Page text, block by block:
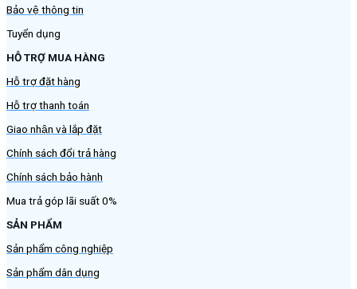
Bảo vệ thông tin
Tuyển dụng
HỖ TRỢ MUA HÀNG
Hỗ trợ đặt hàng
Hỗ trợ thanh toán
Giao nhận và lắp đặt
Chính sách đổi trả hàng
Chính sách bảo hành
Mua trả góp lãi suất 0%
SẢN PHẨM
Sản phẩm công nghiệp
Sản phẩm dân dụng